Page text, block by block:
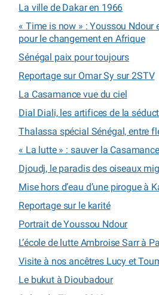
La ville de Dakar en 1966
« Time is now » : Youssou
pour le changement en Afrique
Sénégal paix pour toujours
Reportage sur Omar Sy sur 2STV
La Casamance vue du ciel
Dial Diali, les artifices de la
Thalassa spécial Sénégal, entre
« La lutte » : sauver la Casamance
Djoudj, le paradis des oiseaux
Mise hors d’eau d’une pirogue à
Reportage sur le karité
Portrait de Youssou Ndour
L’école de lutte Ambroise Sarr à
Visite à nos ancêtres Lucy et
Le bukut à Dioubadour